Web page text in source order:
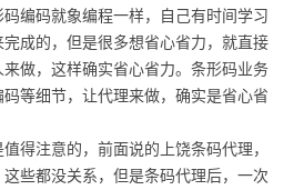
编码就象编程一样，自己有时间学习
成的，但是很多想省心省力，就直接
做，这样确实省心省力。条形码业务
等细节，让代理来做，确实是省心省
得注意的，前面说的上饶条码代理，
些都没关系，但是条码代理后，一次